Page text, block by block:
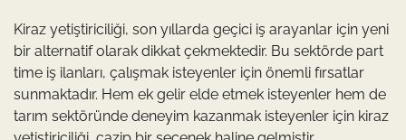
Kiraz yetiştiriciliği, son yıllarda geçici iş arayanlar için yeni
bir alternatif olarak dikkat çekmektedir. Bu sektörde part
time iş ilanları, çalışmak isteyenler için önemli fırsatlar
sunmaktadır. Hem ek gelir elde etmek isteyenler hem de
tarım sektöründe deneyim kazanmak isteyenler için kiraz